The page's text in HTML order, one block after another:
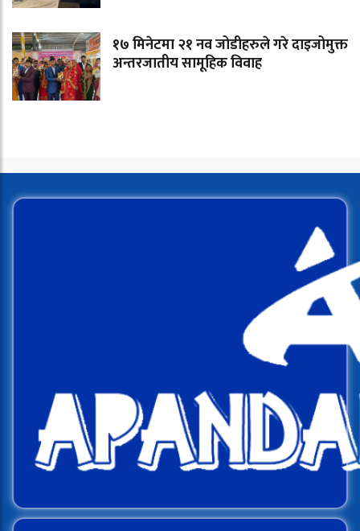
१७ मिनेटमा २१ नव जोडीहरुले गरे दाइजोमुक्त
अन्तरजातीय सामूहिक विवाह